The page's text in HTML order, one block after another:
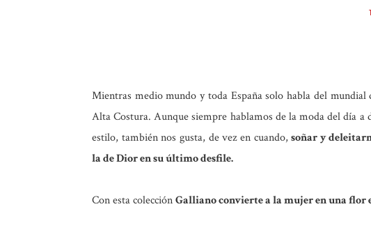
Mientras medio mundo y toda España solo habla del
Alta Costura. Aunque siempre hablamos de la moda del día a
estilo, también nos gusta, de vez en cuando,soñar y
la de Dior en su último desfile.
Con esta colecciónGalliano convierte a la mujer en una flor